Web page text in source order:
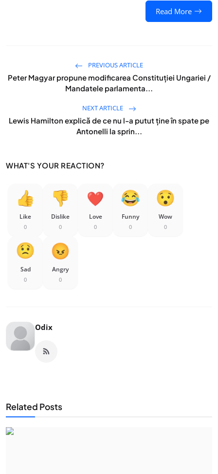
Read More
PREVIOUS ARTICLE
Peter Magyar propune modificarea Constituției Ungariei /
Mandatele parlamenta...
NEXT ARTICLE
Lewis Hamilton explică de ce nu l-a putut ține în spate pe
Antonelli la sprin...
WHAT'S YOUR REACTION?
Like
0
Dislike
0
Love
0
Funny
0
Wow
0
Sad
0
Angry
0
Odix
Related Posts